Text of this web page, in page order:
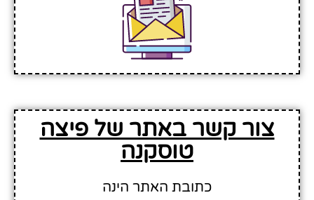
צור קשר באתר של פיצה
טוסקנה
כתובת האתר הינה